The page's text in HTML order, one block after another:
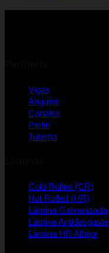
Vigas
Ángulos
Canales
Perlin
Tubería
Cold Rolled (CR)
Hot Rolled (HR)
Lámina Galvanizada
Lámina Antidesgaste
Lámina HR Alfajor